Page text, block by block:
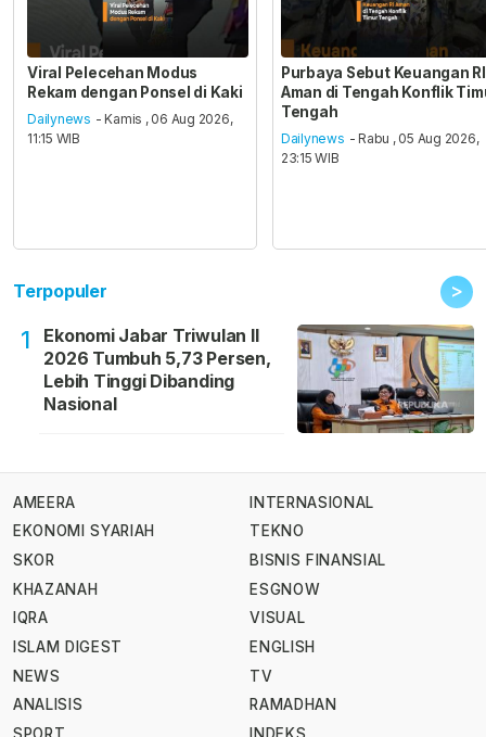
Viral Pelecehan Modus
Rekam dengan Ponsel di Kaki
Dailynews - Kamis , 06 Aug 2026,
11:15 WIB
Purbaya Sebut Keuangan RI
Aman di Tengah Konflik
Tengah
Dailynews - Rabu , 05 Aug 2026,
23:15 WIB
Terpopuler >
1
Ekonomi Jabar Triwulan II
2026 Tumbuh 5,73 Persen,
Lebih Tinggi Dibanding
Nasional
AMEERA
EKONOMI SYARIAH
SKOR
KHAZANAH
IQRA
ISLAM DIGEST
NEWS
ANALISIS
INTERNASIONAL
TEKNO
BISNIS FINANSIAL
ESGNOW
VISUAL
ENGLISH
TV
RAMADHAN